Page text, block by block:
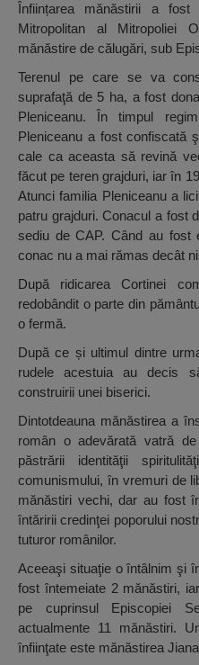
Înființarea mănăstirii a fost
Mitropolitan al Mitropoliei
mănăstire de călugări, sub
Terenul pe care se va
suprafaţă de 5 ha, a fost
Pleniceanu. În timpul
Pleniceanu a fost confiscată
cale ca aceasta să revină
făcut pe teren grajduri, iar în
Atunci familia Pleniceanu a
patru grajduri. Conacul a fost
sediu de CAP. Când au fost
conac nu a mai rămas decât
După ridicarea Cortinei
redobândit o parte din
o fermă.
După ce și ultimul dintre
rudele acestuia au decis
construirii unei biserici.
Dintotdeauna mănăstirea a
român o adevărată vatră
păstrării identităţii
comunismului, în vremuri de
mănăstiri vechi, dar au fost
întăririi credinţei poporului
tuturor românilor.
Aceeaşi situaţie o întâlnim şi
fost întemeiate 2 mănăstiri,
pe cuprinsul Episcopiei
actualmente 11 mănăstiri.
înfiinţate este mănăstirea